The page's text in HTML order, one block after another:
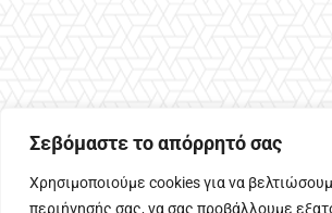
Σεβόμαστε το απόρρητό σας
Χρησιμοποιούμε cookies για να
περιήγησής σας, να σας προβάλλουμε